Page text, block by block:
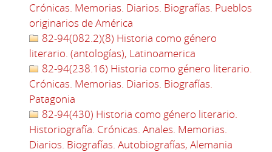
Crónicas. Memorias. Diarios. Biografías. Pueblos
originarios de América
82-94(082.2)(8) Historia como género
literario. (antologías), Latinoamerica
82-94(238.16) Historia como género literario.
Crónicas. Memorias. Diarios. Biografías.
Patagonia
82-94(430) Historia como género literario.
Historiografía. Crónicas. Anales. Memorias.
Diarios. Biografías. Autobiografías, Alemania